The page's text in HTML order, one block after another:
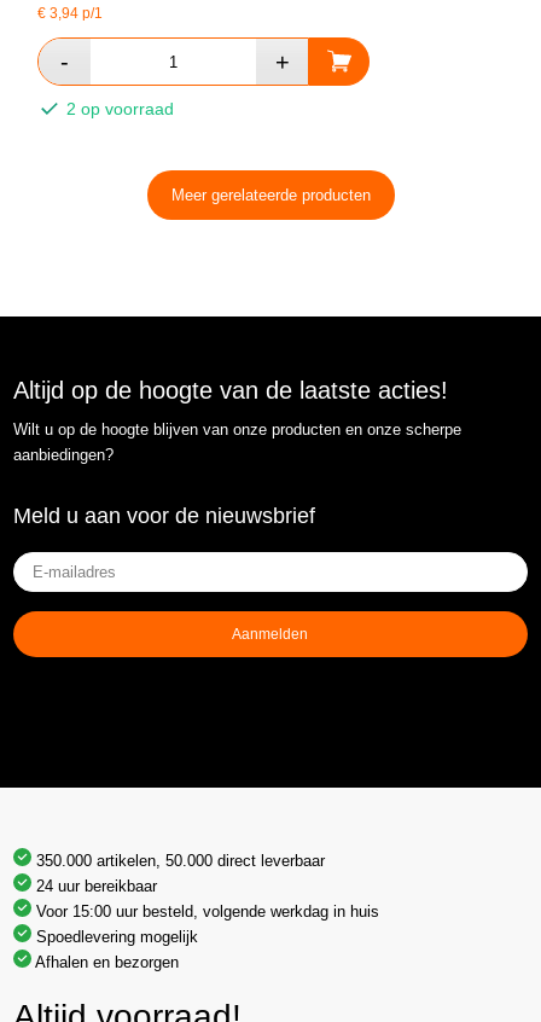
€3,94 p/1
2 op voorraad
Meer gerelateerde producten
Altijd op de hoogte van de laatste acties!
Wilt u op de hoogte blijven van onze producten en onze scherpe
aanbiedingen?
Meld u aan voor de nieuwsbrief
E-
mailadres(Vereist)
Aanmelden
350.000 artikelen, 50.000 direct leverbaar
24 uur bereikbaar
Voor 15:00 uur besteld, volgende werkdag in huis
Spoedlevering mogelijk
Afhalen en bezorgen